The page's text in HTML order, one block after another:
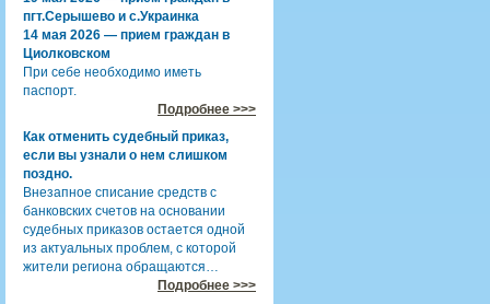
пгт.Серышево и с.Украинка
14 мая 2026 — прием граждан в
Циолковском
При себе необходимо иметь
паспорт.
Подробнее >>>
Как отменить судебный приказ,
если вы узнали о нем слишком
поздно.
Внезапное списание средств с
банковских счетов на основании
судебных приказов остается одной
из актуальных проблем, с которой
жители региона обращаются…
Подробнее >>>